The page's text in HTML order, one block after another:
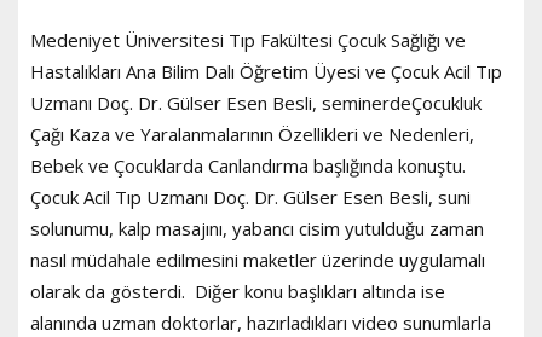
Medeniyet Üniversitesi Tıp Fakültesi Çocuk Sağlığı ve
Hastalıkları Ana Bilim Dalı Öğretim Üyesi ve Çocuk Acil Tıp
Uzmanı Doç. Dr. Gülser Esen Besli, seminerdeÇocukluk
Çağı Kaza ve Yaralanmalarının Özellikleri ve Nedenleri,
Bebek ve Çocuklarda Canlandırma başlığında konuştu.
Çocuk Acil Tıp Uzmanı Doç. Dr. Gülser Esen Besli, suni
solunumu, kalp masajını, yabancı cisim yutulduğu zaman
nasıl müdahale edilmesini maketler üzerinde uygulamalı
olarak da gösterdi. Diğer konu başlıkları altında ise
alanında uzman doktorlar, hazırladıkları video sunumlarla